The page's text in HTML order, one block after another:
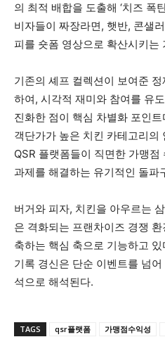
의 최적 배합을 도출해 ‘치즈 폭
비자들이 짜장라면, 햇반, 콘샐
피를 숏폼 영상으로 확산시키는
기존의 셰프 컬렉션이 보여준
하여, 시각적 재미와 참여를 유
진화한 점이 핵심 차별화 포인
객단가가 높은 치킨 카테고리의
QSR 플랫폼들이 직면한 가맹
과제를 해결하는 유기적인 돌파
버거와 피자, 치킨을 아우르는
은 격화되는 프랜차이즈 경쟁
축하는 핵심 축으로 기능하고
기록 경신은 단순 이벤트를 넘
석으로 해석된다.
TAGS qsr플랫폼 가맹점수익성